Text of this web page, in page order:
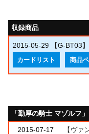
収録商品
2015-05-29 【G-BT03
カードリスト 商品
「勤厚の騎士 マゾルフ
2015-07-17 【ヴァ